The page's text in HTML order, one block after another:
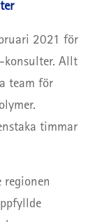
2021 för
konsulter. Allt
team för
timmar
regionen